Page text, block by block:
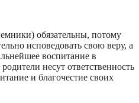
обязательны, потому
исповедовать свою веру, а
воспитание в
несут ответственность
и благочестие своих